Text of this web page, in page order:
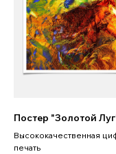
Постер "Золотой
Высококачественная
печать